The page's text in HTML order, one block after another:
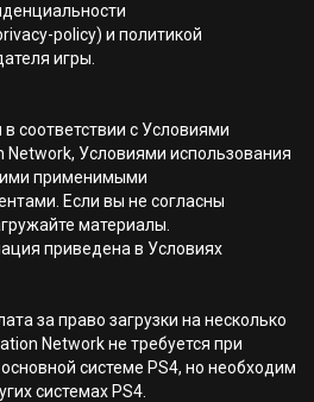
policy) и политикой
игры.
соответствии с Условиями
Условиями использования
применимыми
Если вы не согласны
материалы.
приведена в Условиях
за право загрузки на несколько
Network не требуется при
системе PS4, но необходим
системах PS4.